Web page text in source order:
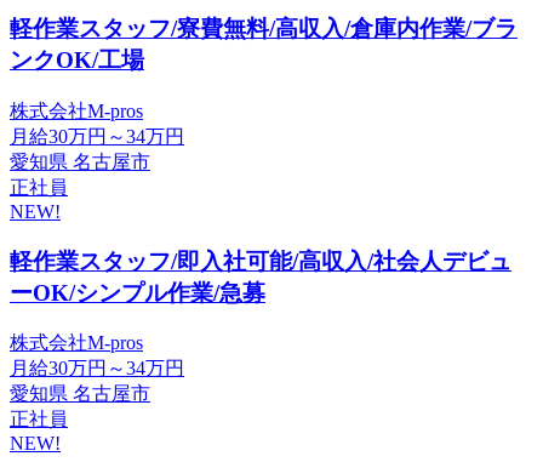
軽作業スタッフ/寮費無料/高収入/倉庫内作業/ブラ
ンクOK/工場
株式会社M-pros
月給30万円～34万円
愛知県 名古屋市
正社員
NEW!
軽作業スタッフ/即入社可能/高収入/社会人デビュ
ーOK/シンプル作業/急募
株式会社M-pros
月給30万円～34万円
愛知県 名古屋市
正社員
NEW!